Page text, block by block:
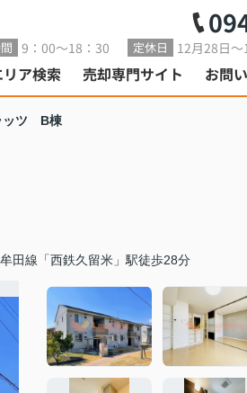
9：00～18：30 定休日 12月28日
リア検索 売却専門サイト お問
ッツ B棟
田線「西鉄久留米」駅徒歩28分